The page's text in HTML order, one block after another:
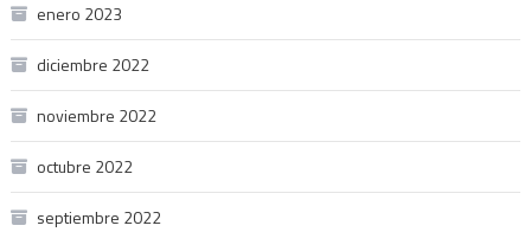
enero 2023
diciembre 2022
noviembre 2022
octubre 2022
septiembre 2022